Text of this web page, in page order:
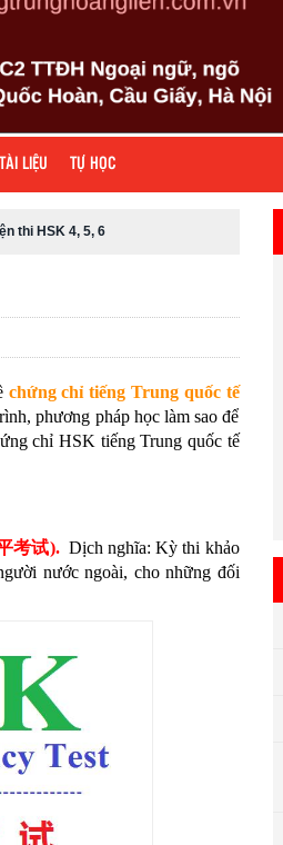
TÀI LIỆU TỰ HỌC
thi HSK 4, 5, 6
chứng chỉ tiếng Trung quốc tế
phương pháp học làm sao để
chỉ HSK tiếng Trung quốc tế
考试).Dịch nghĩa: Kỳ thi khảo
nước ngoài, cho những đối